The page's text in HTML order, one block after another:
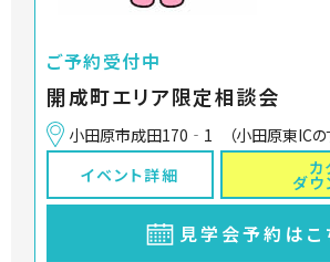
ご予約受付中
開成町エリア限定相談会
小田原市成田170‐1 （小田原東ICのす
イベント詳細
カ
ダウ
見学会予約はこ